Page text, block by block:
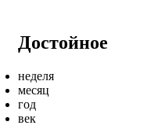
Достойное
неделя
месяц
год
век